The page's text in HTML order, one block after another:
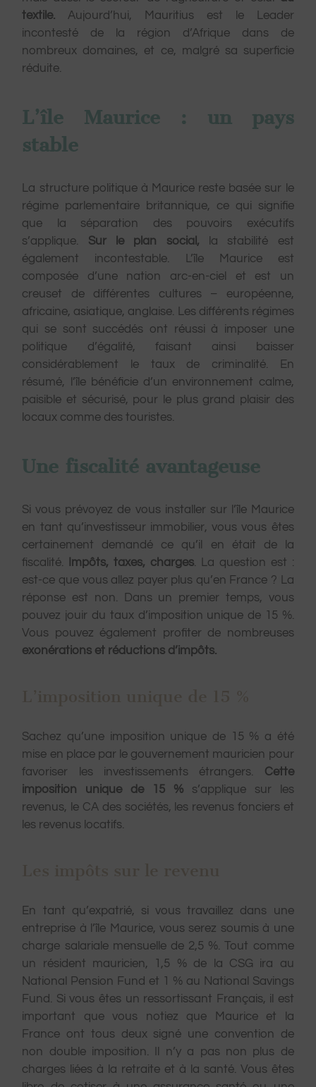
textile. Aujourd’hui, Mauritius est le Leader
incontesté de la région d’Afrique dans de
nombreux domaines, et ce, malgré sa superficie
réduite.
L’île Maurice : un pays
stable
La structure politique à Maurice reste basée sur le
régime parlementaire britannique, ce qui signifie
que la séparation des pouvoirs exécutifs
s’applique. Sur le plan social, la stabilité est
également incontestable. L’île Maurice est
composée d’une nation arc-en-ciel et est un
creuset de différentes cultures – européenne,
africaine, asiatique, anglaise. Les différents régimes
qui se sont succédés ont réussi à imposer une
politique d’égalité, faisant ainsi baisser
considérablement le taux de criminalité. En
résumé, l’île bénéficie d’un environnement calme,
paisible et sécurisé, pour le plus grand plaisir des
locaux comme des touristes.
Une fiscalité avantageuse
Si vous prévoyez de vous installer sur l’île Maurice
en tant qu’investisseur immobilier, vous vous êtes
certainement demandé ce qu’il en était de la
fiscalité.
Impôts, taxes, charges. La question est :
est-ce que vous allez payer plus qu’en France ? La
réponse est non. Dans un premier temps, vous
pouvez jouir du taux d’imposition unique de 15 %.
Vous pouvez également profiter de nombreuses
exonérations et réductions d’impôts.
Sachez qu’une imposition unique de 15 % a été
mise en place par le gouvernement mauricien pour
favoriser les investissements étrangers. Cette
imposition unique de 15 %s’applique sur les
revenus, le CA des sociétés, les revenus fonciers et
les revenus locatifs.
En tant qu’expatrié, si vous travaillez dans une
entreprise à l’île Maurice, vous serez soumis à une
charge salariale mensuelle de 2,5 %. Tout comme
un résident mauricien, 1,5 % de la CSG ira au
National Pension Fund et 1 % au National Savings
Fund. Si vous êtes un ressortissant Français, il est
important que vous notiez que Maurice et la
France ont tous deux signé une convention de
non double imposition. Il n’y a pas non plus de
charges liées à la retraite et à la santé. Vous êtes